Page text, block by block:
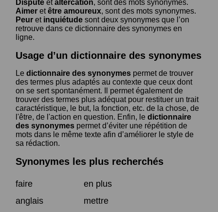
Dispute etaltercation, sont des mots synonymes.
Aimer etêtre amoureux, sont des mots synonymes.
Peur et inquiétude sont deux synonymes que l’on
retrouve dans ce dictionnaire des synonymes en
ligne.
Usage d’un dictionnaire des synonymes
Le dictionnaire des synonymes permet de trouver
des termes plus adaptés au contexte que ceux dont
on se sert spontanément. Il permet également de
trouver des termes plus adéquat pour restituer un trait
caractéristique, le but, la fonction, etc. de la chose, de
l'être, de l'action en question. Enfin, le dictionnaire
des synonymes permet d’éviter une répétition de
mots dans le même texte afin d’améliorer le style de
sa rédaction.
Synonymes les plus recherchés
faire
en plus
anglais
mettre